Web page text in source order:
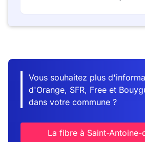
Vous souhaitez plus
d'Orange, SFR, Free et
dans votre commune ?
La fibre à Saint-Antoine-